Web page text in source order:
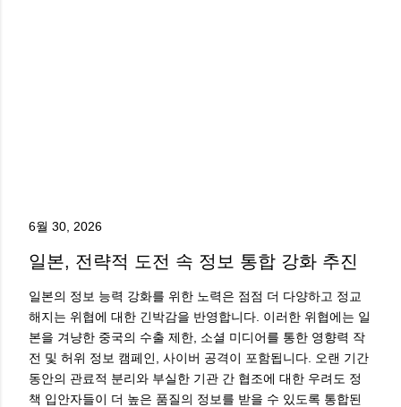
6월 30, 2026
일본, 전략적 도전 속 정보 통합 강화 추진
일본의 정보 능력 강화를 위한 노력은 점점 더 다양하고 정교
해지는 위협에 대한 긴박감을 반영합니다. 이러한 위협에는 일
본을 겨냥한 중국의 수출 제한, 소셜 미디어를 통한 영향력 작
전 및 허위 정보 캠페인, 사이버 공격이 포함됩니다. 오랜 기간
동안의 관료적 분리와 부실한 기관 간 협조에 대한 우려도 정
책 입안자들이 더 높은 품질의 정보를 받을 수 있도록 통합된